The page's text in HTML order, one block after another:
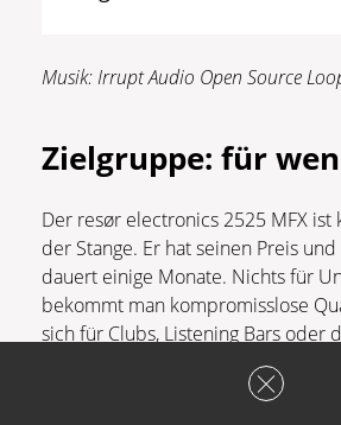
Musik: Irrupt Audio Open Source
Zielgruppe: für
Der resør electronics 2525 MFX ist
der Stange. Er hat seinen Preis
dauert einige Monate. Nichts für
bekommt man kompromisslose
sich für Clubs, Listening Bars oder
Wohnzimmer und wurde auch
anspruchsvollen Plattenläden